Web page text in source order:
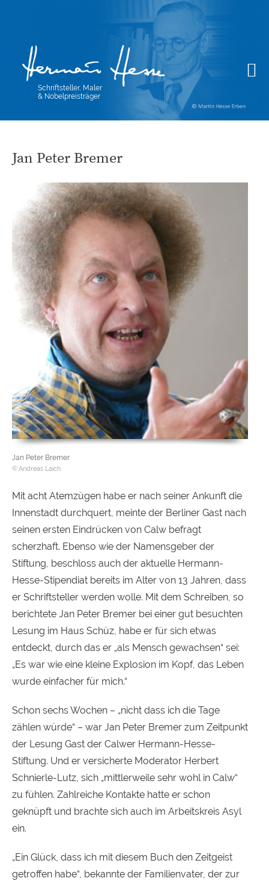
Schriftsteller, Maler
& Nobelpreisträger
Jan Peter Bremer
Jan Peter Bremer
Andreas Laich
Mit acht Atemzügen habe er nach seiner Ankunft die
Innenstadt durchquert, meinte der Berliner Gast nach
seinen ersten Eindrücken von Calw befragt
scherzhaft. Ebenso wie der Namensgeber der
Stiftung, beschloss auch der aktuelle Hermann-
Hesse-Stipendiat bereits im Alter von 13 Jahren, dass
er Schriftsteller werden wolle. Mit dem Schreiben, so
berichtete Jan Peter Bremer bei einer gut besuchten
Lesung im Haus Schüz, habe er für sich etwas
entdeckt, durch das er „als Mensch gewachsen“ sei:
„Es war wie eine kleine Explosion im Kopf, das Leben
wurde einfacher für mich.“
Schon sechs Wochen – „nicht dass ich die Tage
zählen würde“ – war Jan Peter Bremer zum Zeitpunkt
der Lesung Gast der Calwer Hermann-Hesse-
Stiftung. Und er versicherte Moderator Herbert
Schnierle-Lutz, sich „mittlerweile sehr wohl in Calw“
zu fühlen. Zahlreiche Kontakte hatte er schon
geknüpft und brachte sich auch im Arbeitskreis Asyl
ein.
„Ein Glück, dass ich mit diesem Buch den Zeitgeist
getroffen habe“, bekannte der Familienvater, der zur